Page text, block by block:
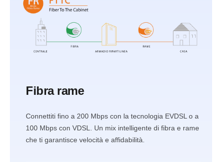
Fibra rame
Connettiti fino a 200 Mbps con la tecnologia EVDSL o a
100 Mbps con VDSL. Un mix intelligente di fibra e rame
che ti garantisce velocità e affidabilità.